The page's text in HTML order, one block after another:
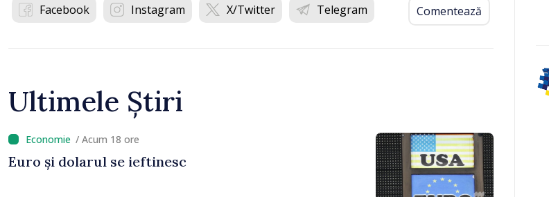
Facebook Instagram X/Twitter Telegram Comentează
Ultimele Știri
/ Acum 18 ore
Euro și dolarul se ieftinesc